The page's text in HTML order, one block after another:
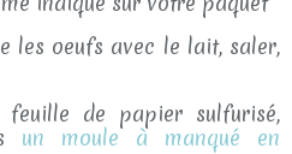
les oeufs avec le lait, saler,
de papier sulfurisé,
un moule à manqué en